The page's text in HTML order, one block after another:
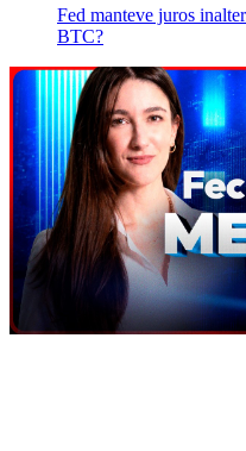
Fed manteve juros
BTC?